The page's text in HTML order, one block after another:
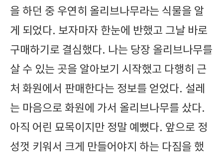
을 하던 중 우연히 올리브나무라는 식물을 알
게 되었다. 보자마자 한눈에 반했고 그날 바로
구매하기로 결심했다. 나는 당장 올리브나무를
살 수 있는 곳을 알아보기 시작했고 다행히 근
처 화원에서 판매한다는 정보를 얻었다. 설레
는 마음으로 화원에 가서 올리브나무를 샀다.
아직 어린 묘목이지만 정말 예뻤다. 앞으로 정
성껏 키워서 크게 만들어야지 하는 다짐을 했